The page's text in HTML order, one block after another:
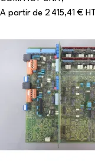
A partir de 2 415,41 € HT